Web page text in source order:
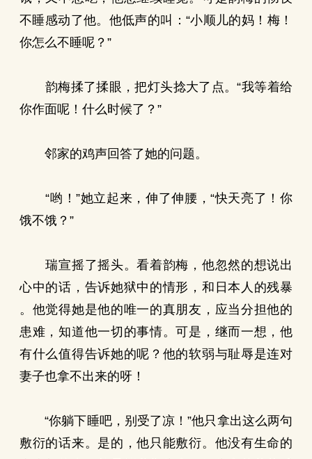
不睡感动了他。他低声的叫：“小顺儿的妈！梅！
你怎么不睡呢？”
韵梅揉了揉眼，把灯头捻大了点。“我等着给
你作面呢！什么时候了？”
邻家的鸡声回答了她的问题。
“哟！”她立起来，伸了伸腰，“快天亮了！你
饿不饿？”
瑞宣摇了摇头。看着韵梅，他忽然的想说出
心中的话，告诉她狱中的情形，和日本人的残暴
。他觉得她是他的唯一的真朋友，应当分担他的
患难，知道他一切的事情。可是，继而一想，他
有什么值得告诉她的呢？他的软弱与耻辱是连对
妻子也拿不出来的呀！
“你躺下睡吧，别受了凉！”他只拿出这么两句
敷衍的话来。是的，他只能敷衍。他没有生命的